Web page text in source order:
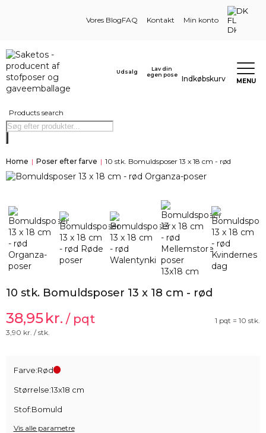
Vores BlogFAQ Kontakt Min konto
DK
Products search
Udsalg
Lav din
egen pose
Indkøbskurv MENU
Home | Poser efter farve | 10 stk. Bomuldsposer 13 x 18 cm - rød
10 stk. Bomuldsposer 13 x 18 cm - rød
38,95kr. / pqt
1 pqt = 10 stk.
3,90 kr. / stk.
Farve:Rød
Størrelse:13x18 cm
Stof:Bomuld
Vis alle parametre